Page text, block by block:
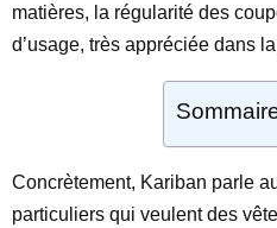
matières, la régularité des
d’usage, très appréciée dans
Concrètement, Kariban parle
particuliers qui veulent des